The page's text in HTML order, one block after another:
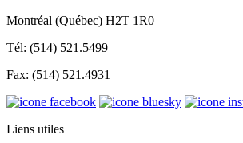
Montréal (Québec) H2T 1R0
Tél: (514) 521.5499
Fax: (514) 521.4931
Liens utiles